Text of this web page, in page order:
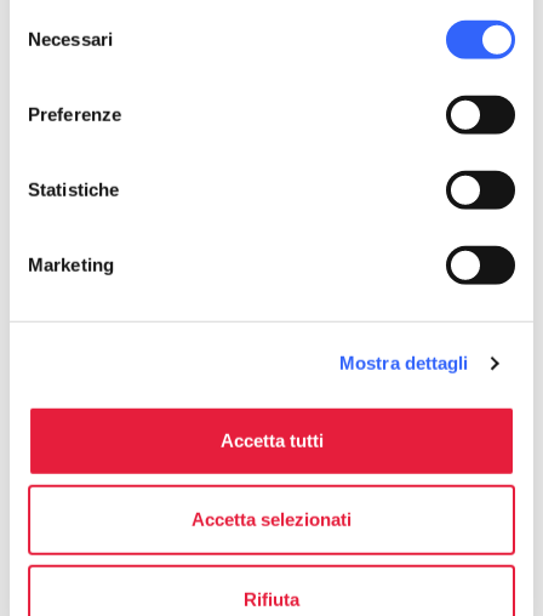
delNecessari
Preferenze
Statistiche
Marketing
Mostra dettagli
Accetta tutti
Accetta selezionati
Rifiuta
di pescatori a piccolo centro con edifici in stile
Anche i pontili di
e quello di
con lo sguardo che si perde nel mare,
San Valentino al Carnevale